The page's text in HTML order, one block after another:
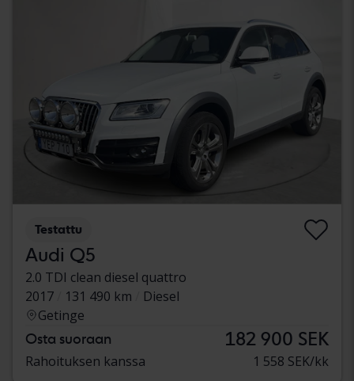
Testattu
Audi Q5
2.0 TDI clean diesel quattro
2017
131 490 km
Diesel
Getinge
Osta suoraan 182 900 SEK
Rahoituksen kanssa 1 558 SEK/kk